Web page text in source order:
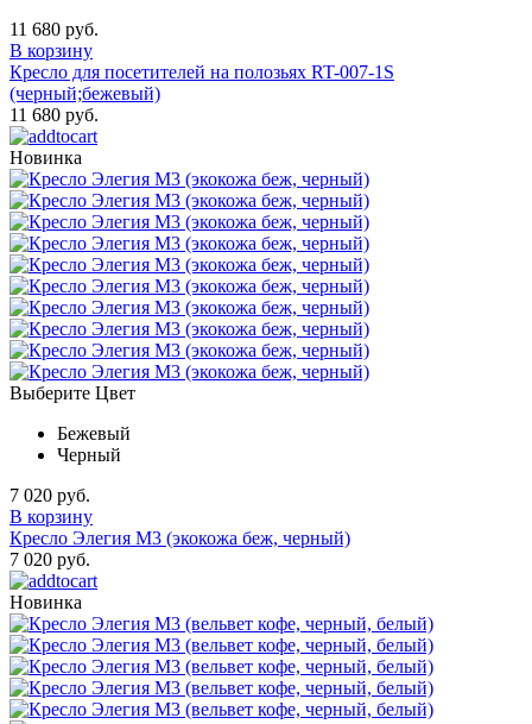
11 680 руб.
В корзину
Кресло для посетителей на полозьях RT-007-1S
(черный;бежевый)
11 680 руб.
Новинка
Выберите Цвет
Бежевый
Черный
7 020 руб.
В корзину
Кресло Элегия М3 (экокожа беж, черный)
7 020 руб.
Новинка